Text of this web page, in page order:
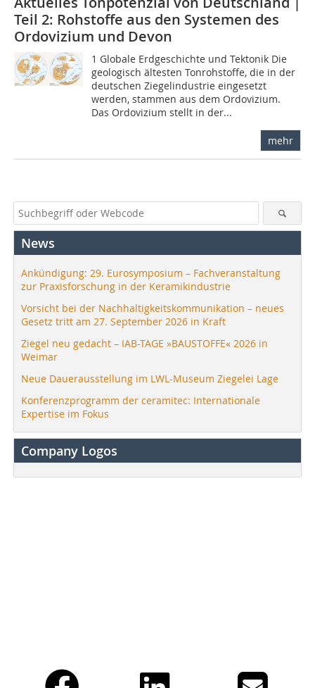
Teil 2: Rohstoffe aus den Systemen des
Ordovizium und Devon
1 Globale Erdgeschichte und Tektonik Die
geologisch ältesten Tonrohstoffe, die in der
deutschen Ziegelindustrie eingesetzt
werden, stammen aus dem Ordovizium.
Das Ordovizium stellt in der...
mehr
News
Ankündigung: 29. Eurosymposium – Fachveranstaltung
zur Praxisforschung in der Keramikindustrie
Vorsicht bei der Nachhaltigkeitskommunikation – neues
Gesetz tritt am 27. September 2026 in Kraft
Ziegel neu gedacht – IAB-TAGE »BAUSTOFFE« 2026 in
Weimar
Neue Dauerausstellung im LWL-Museum Ziegelei Lage
Konferenzprogramm der ceramitec: Internationale
Expertise im Fokus
Company Logos